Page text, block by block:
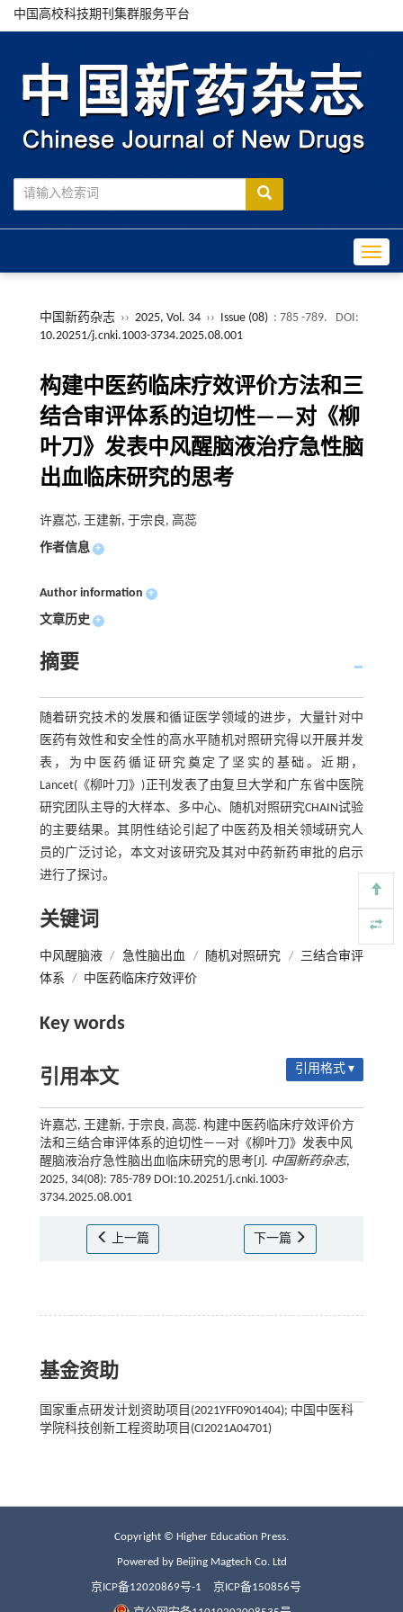
中国高校科技期刊集群服务平台
中国新药杂志 ›› 2025, Vol. 34 ›› Issue (08) : 785 -789.
DOI:
10.20251/j.cnki.1003-3734.2025.08.001
构建中医药临床疗效评价方法和三
结合审评体系的迫切性——对《柳
叶刀》发表中风醒脑液治疗急性脑
出血临床研究的思考
许嘉芯, 王建新, 于宗良, 高蕊
作者信息 +
Author information +
文章历史 +
摘要
随着研究技术的发展和循证医学领域的进步，大量针对中
医药有效性和安全性的高水平随机对照研究得以开展并发
表，为中医药循证研究奠定了坚实的基础。近期，
Lancet(《柳叶刀》)正刊发表了由复旦大学和广东省中医院
研究团队主导的大样本、多中心、随机对照研究CHAIN试验
的主要结果。其阴性结论引起了中医药及相关领域研究人
员的广泛讨论，本文对该研究及其对中药新药审批的启示
进行了探讨。
关键词
中风醒脑液 / 急性脑出血 / 随机对照研究 /
三结合审评
体系 / 中医药临床疗效评价
Key words
引用本文 引用格式 ▾
许嘉芯, 王建新, 于宗良, 高蕊. 构建中医药临床疗效评价方
法和三结合审评体系的迫切性——对《柳叶刀》发表中风
醒脑液治疗急性脑出血临床研究的思考[J]. 中国新药杂志,
2025, 34(08): 785-789 DOI:10.20251/j.cnki.1003-
3734.2025.08.001
上一篇 下一篇
基金资助
国家重点研发计划资助项目(2021YFF0901404); 中国中医科
学院科技创新工程资助项目(CI2021A04701)
Copyright © Higher Education Press.
Powered by Beijing Magtech Co. Ltd
京ICP备12020869号-1 京ICP备150856号